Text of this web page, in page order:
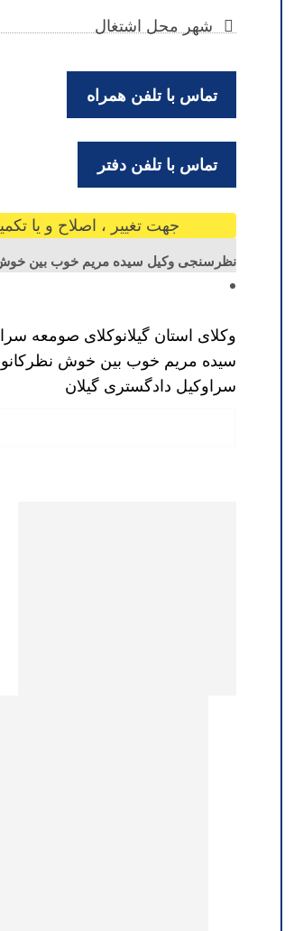
شهر محل اشتغال
تماس با تلفن همراه
تماس با تلفن دفتر
جهت تغییر ، اصلاح و یا
نظرسنجی وکیل سیده مریم خوب بین
وکلای استان گیلانوکلای صومعه سرا
سیده مریم خوب بین خوش نظر
سرا وکیل دادگستری گیلان